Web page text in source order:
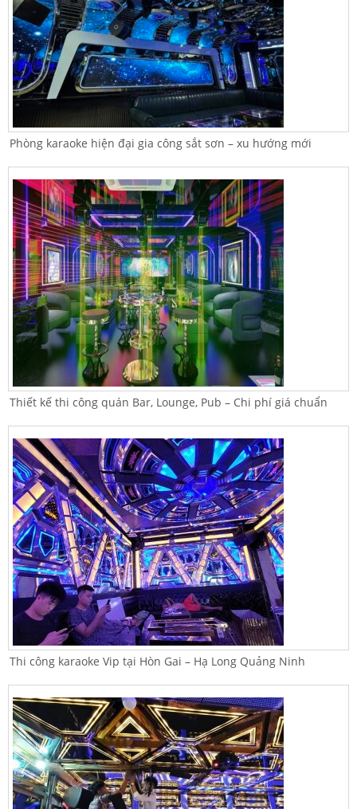
Phòng karaoke hiện đại gia công sắt sơn – xu hướng mới
Thiết kế thi công quán Bar, Lounge, Pub – Chi phí giá chuẩn
Thi công karaoke Vip tại Hòn Gai – Hạ Long Quảng Ninh